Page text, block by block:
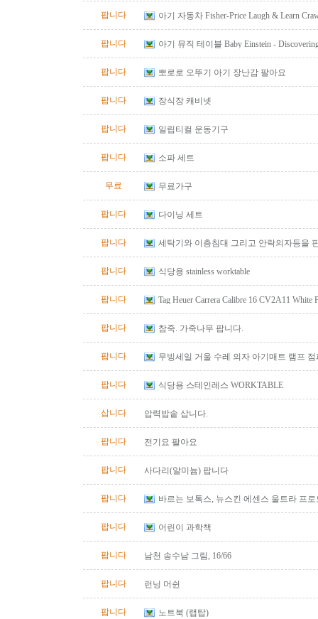
팝니다
아기 자동차 Fisher-Price Laugh & Learn
팝니다
아기 뮤직 테이블 Baby Einstein -
팝니다
뽀로로 오뚜기 아기 장난감 팔아요
팝니다 장식장 캐비넷
팝니다 일립티컬 운동기구
팝니다 소파 세트
무료 무료가구
팝니다 다이닝 세트
팝니다 세탁기와 이층침대 그리고 안락의자등을
팝니다 식당용 stainless worktable
팝니다
Tag Heuer Carrera Calibre 16 CV2A11 White
팝니다
참죽. 가죽나무 팝니다.
팝니다 무빙세일 거울 수레 의자 아기매트 램프
팝니다 식당용 스테인레스 WORKTABLE
삽니다 압력밥솥 삽니다.
팝니다 전기요 팔아요
팝니다 사다리(알미늄) 팝니다
팝니다 바르는 보톡스, 뉴스킨 에센스 울트라 프로
팝니다 어린이 과학책
팝니다 남천 송수남 그림, 16/66
팝니다 런닝 머쉰
팝니다 노트북 (랩탑)